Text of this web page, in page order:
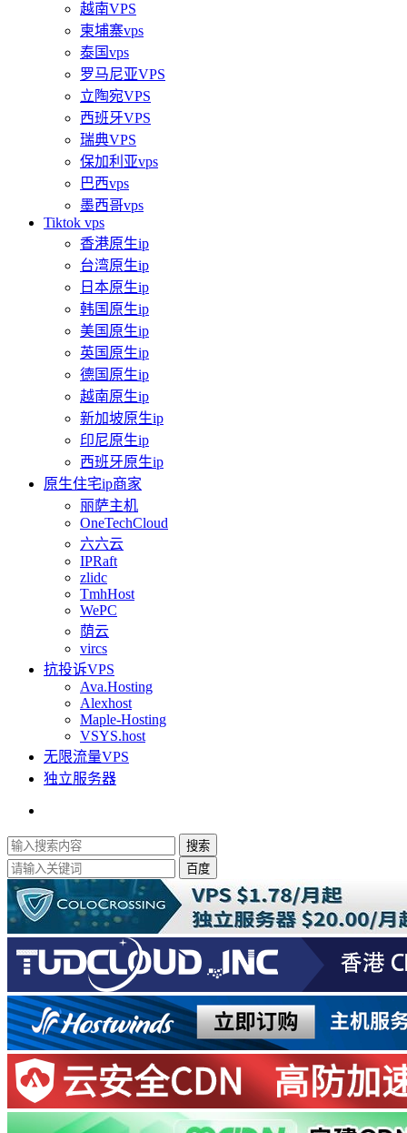
越南VPS
柬埔寨vps
泰国vps
罗马尼亚VPS
立陶宛VPS
西班牙VPS
瑞典VPS
保加利亚vps
巴西vps
墨西哥vps
Tiktok vps
香港原生ip
台湾原生ip
日本原生ip
韩国原生ip
美国原生ip
英国原生ip
德国原生ip
越南原生ip
新加坡原生ip
印尼原生ip
西班牙原生ip
原生住宅ip商家
丽萨主机
OneTechCloud
六六云
IPRaft
zlidc
TmhHost
WePC
荫云
vircs
抗投诉VPS
Ava.Hosting
Alexhost
Maple-Hosting
VSYS.host
无限流量VPS
独立服务器